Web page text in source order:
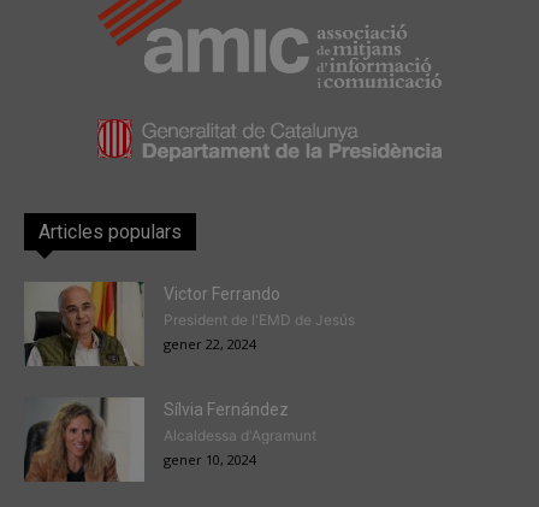
Articles populars
Victor Ferrando
President de l'EMD de Jesús
gener 22, 2024
Sílvia Fernández
Alcaldessa d'Agramunt
gener 10, 2024